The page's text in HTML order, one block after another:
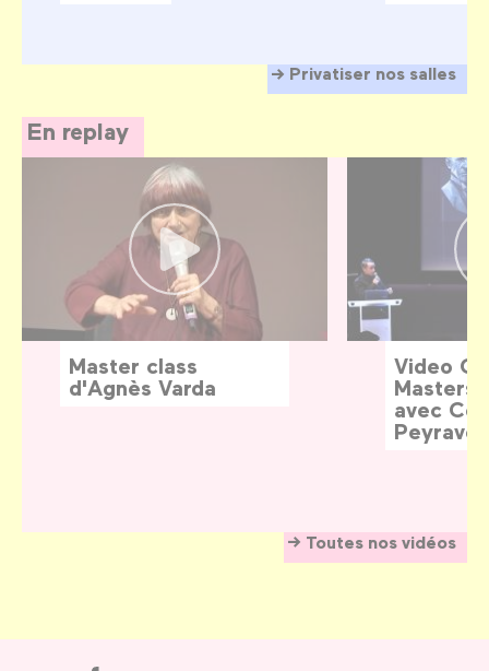
Privatiser nos salles
En replay
Toutes nos vidéos
Master class
d'Agnès Varda
Video
avec